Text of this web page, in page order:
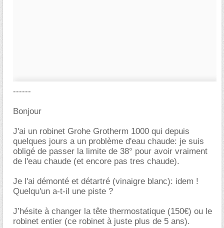
------
Bonjour
J'ai un robinet Grohe Grotherm 1000 qui depuis
quelques jours a un problème d'eau chaude: je suis
obligé de passer la limite de 38° pour avoir vraiment
de l'eau chaude (et encore pas tres chaude).
Je l'ai démonté et détartré (vinaigre blanc): idem !
Quelqu'un a-t-il une piste ?
J’hésite à changer la tête thermostatique (150€) ou le
robinet entier (ce robinet à juste plus de 5 ans).